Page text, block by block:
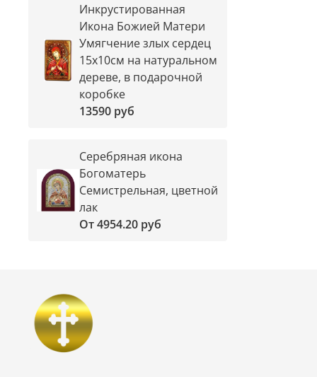
Инкрустированная
Икона Божией Матери
Умягчение злых сердец
15х10см на натуральном
дереве, в подарочной
коробке
13590 руб
Серебряная икона
Богоматерь
Семистрельная, цветной
лак
От4954.20 руб